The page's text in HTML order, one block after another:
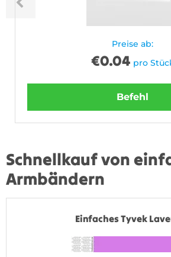
Preise ab:
€0.04 pro
Befehl
Schnellkauf von
Armbändern
Einfaches Tyvek